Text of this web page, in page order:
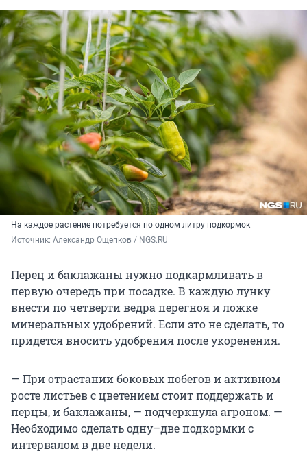
На каждое растение потребуется по одном литру подкормок
Источник: Александр Ощепков / NGS.RU
Перец и баклажаны нужно подкармливать в
первую очередь при посадке. В каждую лунку
внести по четверти ведра перегноя и ложке
минеральных удобрений. Если это не сделать, то
придется вносить удобрения после укоренения.
— При отрастании боковых побегов и активном
росте листьев с цветением стоит поддержать и
перцы, и баклажаны, — подчеркнула агроном. —
Необходимо сделать одну–две подкормки с
интервалом в две недели.